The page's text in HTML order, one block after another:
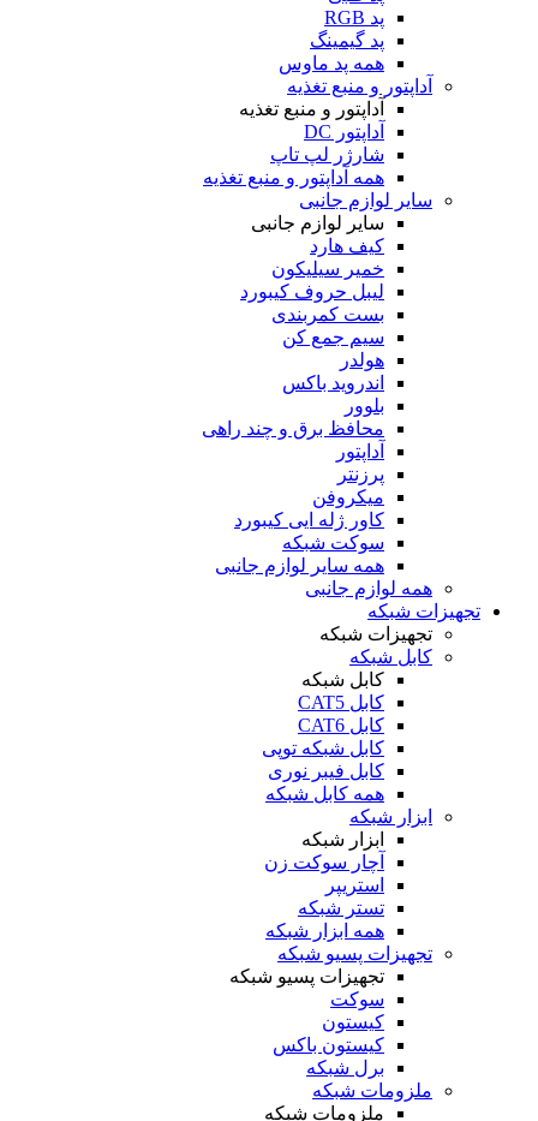
پد RGB
پد گیمینگ
همه پد ماوس
آداپتور و منبع تغذیه
آداپتور و منبع تغذیه
آداپتور DC
شارژر لپ تاپ
همه آداپتور و منبع تغذیه
سایر لوازم جانبی
سایر لوازم جانبی
کیف هارد
خمیر سیلیکون
لیبل حروف کیبورد
بست کمربندی
سیم جمع کن
هولدر
اندروید باکس
بلوور
محافظ برق و چند راهی
آداپتور
پرزنتر
میکروفن
کاور ژله ایی کیبورد
سوکت شبکه
همه سایر لوازم جانبی
همه لوازم جانبی
تجهیزات شبکه
تجهیزات شبکه
کابل شبکه
کابل شبکه
کابل CAT5
کابل CAT6
کابل شبکه توپی
کابل فیبر نوری
همه کابل شبکه
ابزار شبکه
ابزار شبکه
آچار سوکت زن
استریپر
تستر شبکه
همه ابزار شبکه
تجهیزات پسیو شبکه
تجهیزات پسیو شبکه
سوکت
کیستون
کیستون باکس
برل شبکه
ملزومات شبکه
ملزومات شبکه